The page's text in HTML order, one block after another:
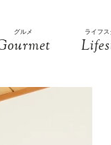
グルメ ライフ